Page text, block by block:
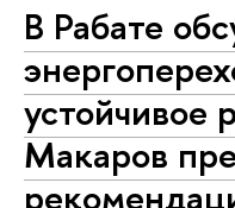
В Рабате
устойчивое
Макаров